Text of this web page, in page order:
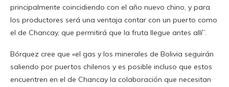
principalmente coincidiendo con el año nuevo chino, y para
los productores será una ventaja contar con un puerto como
el de Chancay, que permitirá que la fruta llegue antes allí”.
Bórquez cree que «el gas y los minerales de Bolivia seguirán
saliendo por puertos chilenos y es posible incluso que estos
encuentren en el de Chancay la colaboración que necesitan